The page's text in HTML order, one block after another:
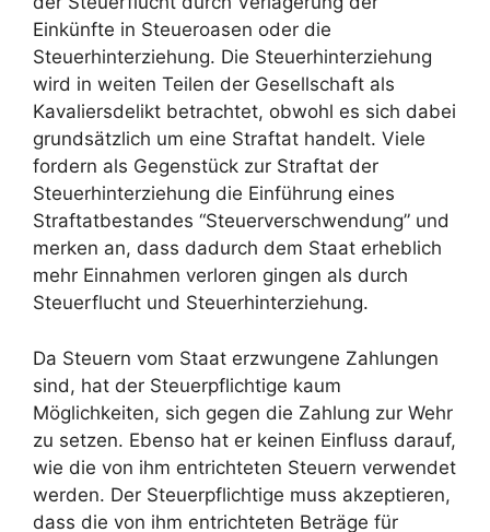
Einkünfte in Steueroasen oder die
Steuerhinterziehung. Die Steuerhinterziehung
wird in weiten Teilen der Gesellschaft als
Kavaliersdelikt betrachtet, obwohl es sich dabei
grundsätzlich um eine Straftat handelt. Viele
fordern als Gegenstück zur Straftat der
Steuerhinterziehung die Einführung eines
Straftatbestandes “Steuerverschwendung” und
merken an, dass dadurch dem Staat erheblich
mehr Einnahmen verloren gingen als durch
Steuerflucht und Steuerhinterziehung.
Da Steuern vom Staat erzwungene Zahlungen
sind, hat der Steuerpflichtige kaum
Möglichkeiten, sich gegen die Zahlung zur Wehr
zu setzen. Ebenso hat er keinen Einfluss darauf,
wie die von ihm entrichteten Steuern verwendet
werden. Der Steuerpflichtige muss akzeptieren,
dass die von ihm entrichteten Beträge für